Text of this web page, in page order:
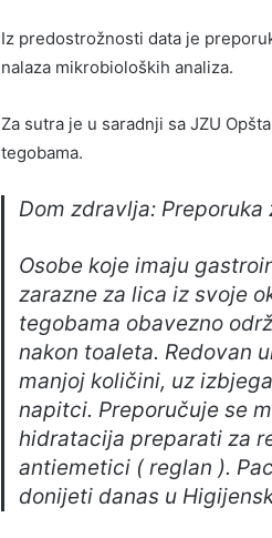
Iz predostrožnosti data je
nalaza mikrobioloških analiza.
Za sutra je u saradnji sa JZU
tegobama.
Dom zdravlja:
Osobe koje imaju
zarazne za lica iz svoje
tegobama obavezno
nakon toaleta. Redovan
manjoj količini, uz
napitci. Preporučuje se
hidratacija preparati za
antiemetici ( reglan ).
donijeti danas u